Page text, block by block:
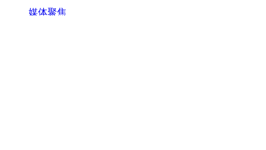
媒体聚焦